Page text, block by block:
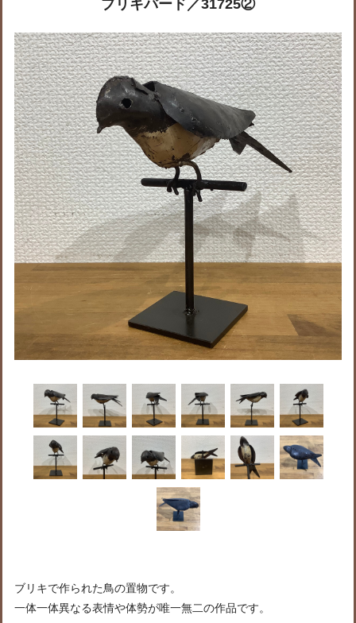
ブリキバード／31725②
ブリキで作られた鳥の置物です。
一体一体異なる表情や体勢が唯一無二の作品です。